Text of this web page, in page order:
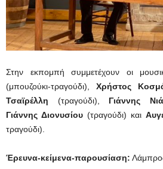
Στην εκπομπή συμμετέχουν οι
(μπουζούκι-τραγούδι), Χρήστος
Τσαϊρέλλη (τραγούδι), Γιάννης
Γιάννης Διονυσίου (τραγούδι) και
τραγούδι).
Έρευνα-κείμενα-παρουσίαση: